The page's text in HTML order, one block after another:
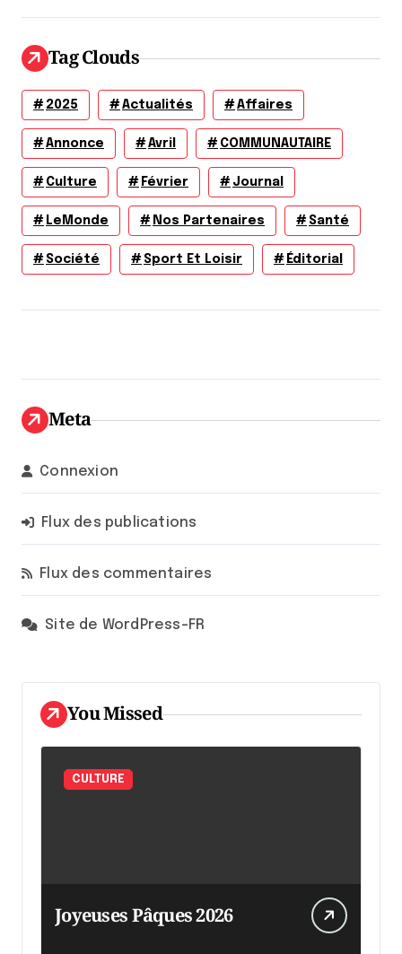
Tag Clouds
2025 Actualités Affaires
Annonce Avril COMMUNAUTAIRE
Culture Février Journal
LeMonde Nos Partenaires Santé
Société Sport Et Loisir Éditorial
Meta
Connexion
Flux des publications
Flux des commentaires
Site de WordPress-FR
You Missed
CULTURE
Joyeuses Pâques 2026